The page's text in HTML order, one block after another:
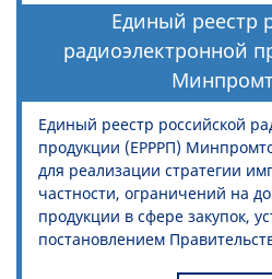
Единый реестр
радиоэлектронной
Единый реестр российской
продукции (ЕРРРП)
для реализации стратегии
частности, ограничений на
продукции в сфере закупок,
постановлением